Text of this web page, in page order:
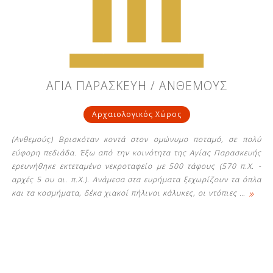
Δείτε μας:
Δείτε μας:
Δείτε μας:
Δείτε μας:
Δείτε μας:
Δείτε μας:
Δείτε μας:
Δείτε μας:
ΑΓΙΑ ΠΑΡΑΣΚΕΥΗ / ΑΝΘΕΜΟΥΣ
Αρχαιολογικός Χώρος
(Ανθεμούς) Βρισκόταν κοντά στον ομώνυμο ποταμό, σε πολύ
εύφορη πεδιάδα. Έξω από την κοινότητα της Αγίας Παρασκευής
ερευνήθηκε εκτεταμένο νεκροταφείο με 500 τάφους (570 π.Χ. -
αρχές 5 ου αι. π.Χ.). Ανάμεσα στα ευρήματα ξεχωρίζουν τα όπλα
και τα κοσμήματα, δέκα χιακοί πήλινοι κάλυκες, οι ντόπιες … »